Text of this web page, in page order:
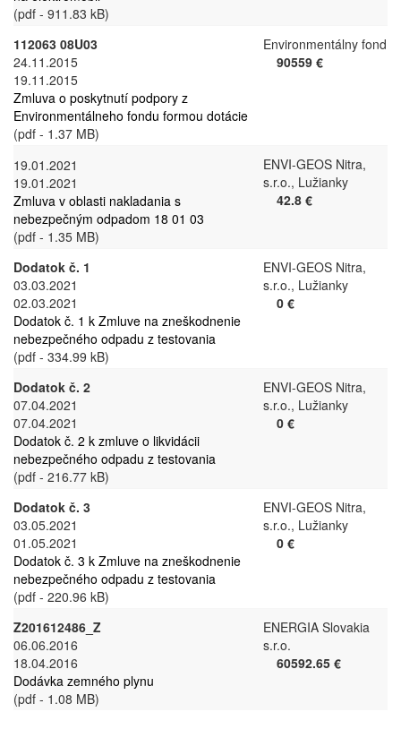
(pdf - 911.83 kB)
112063 08U03
24.11.2015
19.11.2015
Zmluva o poskytnutí podpory z
Environmentálneho fondu formou dotácie
(pdf - 1.37 MB)
Environmentálny fond
90559 €
19.01.2021
19.01.2021
Zmluva v oblasti nakladania s
nebezpečným odpadom 18 01 03
(pdf - 1.35 MB)
ENVI-GEOS Nitra,
s.r.o., Lužianky
42.8 €
Dodatok č. 1
03.03.2021
02.03.2021
Dodatok č. 1 k Zmluve na zneškodnenie
nebezpečného odpadu z testovania
(pdf - 334.99 kB)
ENVI-GEOS Nitra,
s.r.o., Lužianky
0 €
Dodatok č. 2
07.04.2021
07.04.2021
Dodatok č. 2 k zmluve o likvidácii
nebezpečného odpadu z testovania
(pdf - 216.77 kB)
ENVI-GEOS Nitra,
s.r.o., Lužianky
0 €
Dodatok č. 3
03.05.2021
01.05.2021
Dodatok č. 3 k Zmluve na zneškodnenie
nebezpečného odpadu z testovania
(pdf - 220.96 kB)
ENVI-GEOS Nitra,
s.r.o., Lužianky
0 €
Z201612486_Z
06.06.2016
18.04.2016
Dodávka zemného plynu
(pdf - 1.08 MB)
ENERGIA Slovakia
s.r.o.
60592.65 €